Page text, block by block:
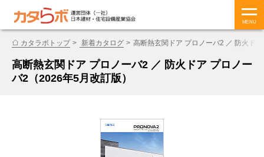
MENU
カタラボトップ 新着カタログ 高断熱玄関ドア プロノーバ2 ／ 防火ド
高断熱玄関ドア プロノーバ2 ／ 防火ドア プロノー
バ2（2026年5月改訂版）